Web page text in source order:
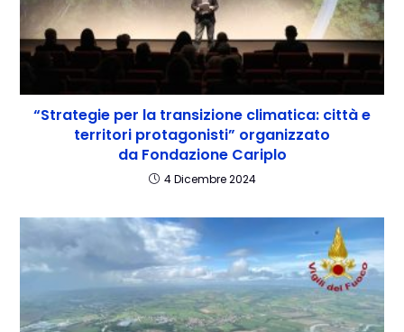
“Strategie per la transizione climatica: città e
territori protagonisti” organizzato
da Fondazione Cariplo
4 Dicembre 2024